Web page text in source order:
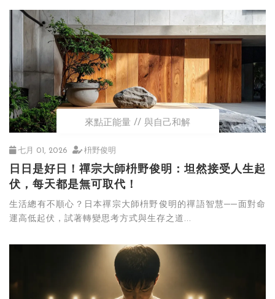
來點正能量 與自己和解
七月 01, 2026 枡野俊明
日日是好日！禪宗大師枡野俊明：坦然接受人生起
伏，每天都是無可取代！
生活總有不順心？日本禪宗大師枡野俊明的禪語智慧──面對命
運高低起伏，試著轉變思考方式與生存之道...